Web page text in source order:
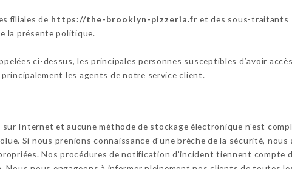
filiales de https://the-brooklyn-pizzeria.fr et des sous-traitants
la présente politique.
ci-dessus, les principales personnes susceptibles d’avoir
les agents de notre service client.
Internet et aucune méthode de stockage électronique n'est
Si nous prenions connaissance d'une brèche de la sécurité, nous
Nos procédures de notification d’incident tiennent compte